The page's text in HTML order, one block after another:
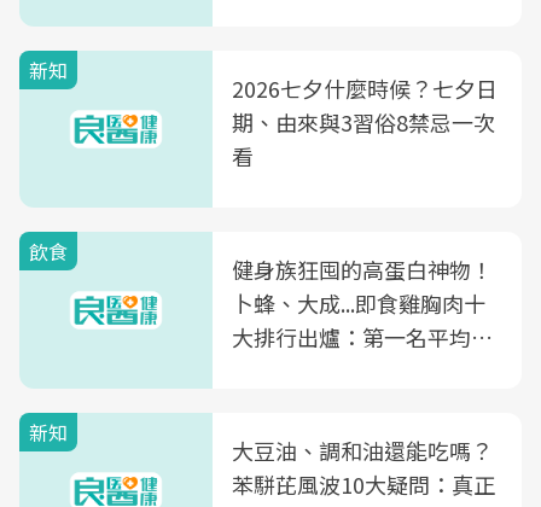
新知
2026七夕什麼時候？七夕日
期、由來與3習俗8禁忌一次
看
飲食
健身族狂囤的高蛋白神物！
卜蜂、大成...即食雞胸肉十
大排行出爐：第一名平均一
新知
大豆油、調和油還能吃嗎？
苯駢芘風波10大疑問：真正